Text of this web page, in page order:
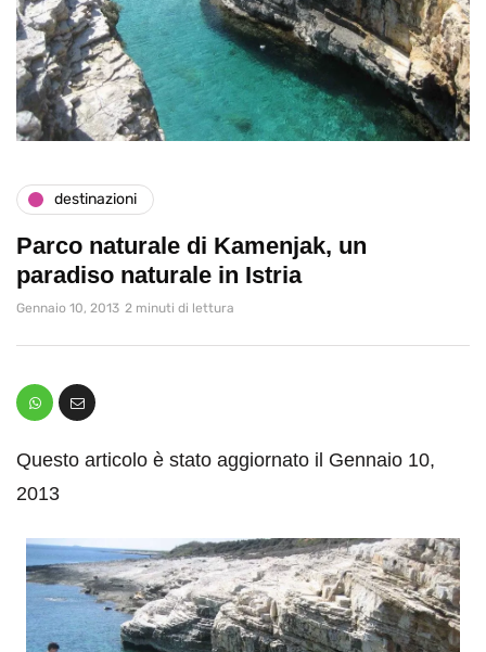
destinazioni
Parco naturale di Kamenjak, un
paradiso naturale in Istria
Gennaio 10, 2013 2 minuti di lettura
Questo articolo è stato aggiornato il Gennaio 10,
2013